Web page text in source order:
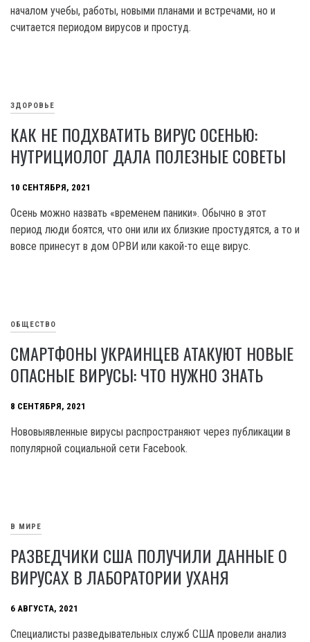
началом учебы, работы, новыми планами и встречами, но и
считается периодом вирусов и простуд.
ЗДОРОВЬЕ
КАК НЕ ПОДХВАТИТЬ ВИРУС ОСЕНЬЮ:
НУТРИЦИОЛОГ ДАЛА ПОЛЕЗНЫЕ СОВЕТЫ
10 СЕНТЯБРЯ, 2021
Осень можно назвать «временем паники». Обычно в этот
период люди боятся, что они или их близкие простудятся, а то и
вовсе принесут в дом ОРВИ или какой-то еще вирус.
ОБЩЕСТВО
СМАРТФОНЫ УКРАИНЦЕВ АТАКУЮТ НОВЫЕ
ОПАСНЫЕ ВИРУСЫ: ЧТО НУЖНО ЗНАТЬ
8 СЕНТЯБРЯ, 2021
Нововыявленные вирусы распространяют через публикации в
популярной социальной сети Facebook.
В МИРЕ
РАЗВЕДЧИКИ США ПОЛУЧИЛИ ДАННЫЕ О
ВИРУСАХ В ЛАБОРАТОРИИ УХАНЯ
6 АВГУСТА, 2021
Специалисты разведывательных служб США провели анализ